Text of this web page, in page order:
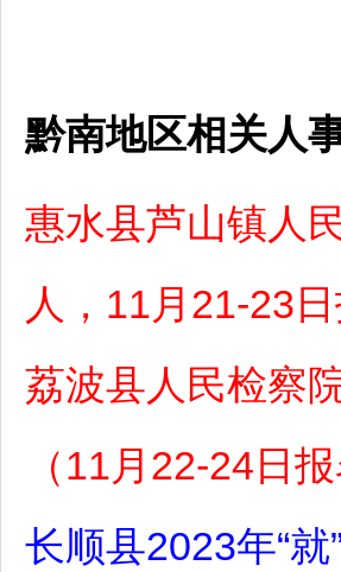
黔南地区相关人
惠水县芦山镇人
人，11月21-23日
荔波县人民检察
（11月22-24日报
长顺县2023年“